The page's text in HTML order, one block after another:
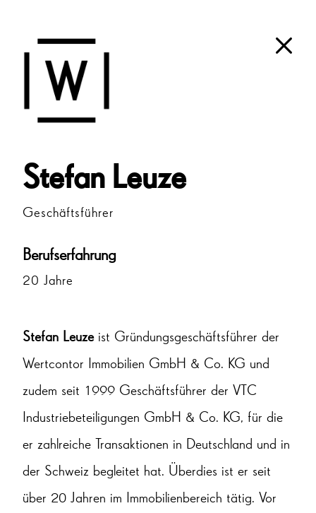
M
Stefan Leuze
Geschäftsführer
Berufserfahrung
20 Jahre
Stefan Leuzeist Gründungsgeschäftsführer der
Wertcontor Immobilien GmbH & Co. KG und
zudem seit 1999 Geschäftsführer der VTC
Industriebeteiligungen GmbH & Co. KG, für die
er zahlreiche Transaktionen in Deutschland und in
der Schweiz begleitet hat. Überdies ist er seit
über 20 Jahren im Immobilienbereich tätig. Vor